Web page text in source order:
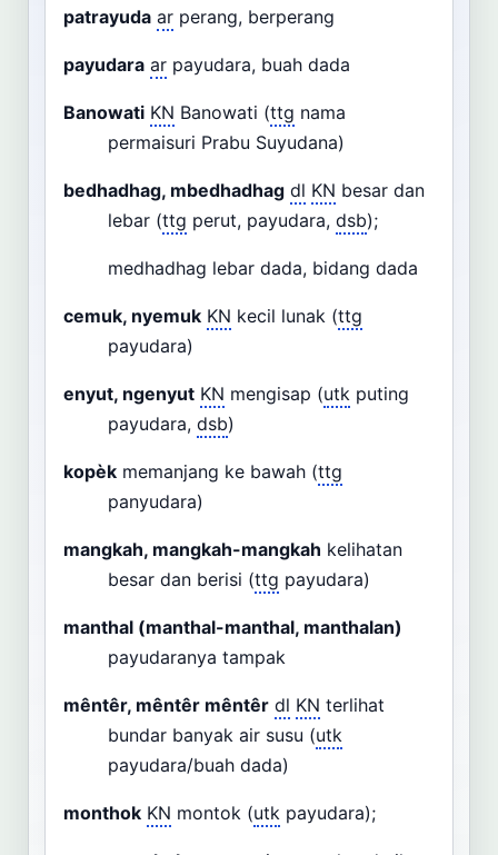
patrayuda ar perang, berperang
payudara ar payudara, buah dada
Banowati KN Banowati (ttg nama
permaisuri Prabu Suyudana)
bedhadhag, mbedhadhag dl KN besar dan
lebar (ttg perut, payudara, dsb);
medhadhag lebar dada, bidang dada
cemuk, nyemuk KN kecil lunak (ttg
payudara)
enyut, ngenyut KN mengisap (utk puting
payudara, dsb)
kopèk memanjang ke bawah (ttg
panyudara)
mangkah, mangkah-mangkah kelihatan
besar dan berisi (ttg payudara)
manthal (manthal-manthal, manthalan)
payudaranya tampak
mêntêr, mêntêr mêntêr dl KN terlihat
bundar banyak air susu (utk
payudara/buah dada)
monthok KN montok (utk payudara);